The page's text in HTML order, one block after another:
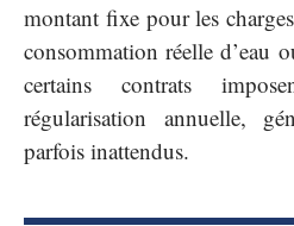
montant fixe pour les
consommation réelle d’eau
certains contrats
régularisation annuelle,
parfois inattendus.